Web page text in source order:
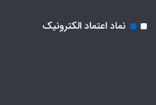
نماد اعتماد الکترونیک